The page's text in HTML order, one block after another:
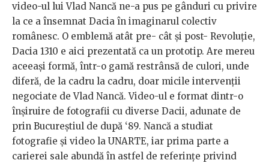
video-ul lui Vlad Nancă ne-a pus pe gânduri cu privire
la ce a însemnat Dacia în imaginarul colectiv
românesc. O emblemă atât pre- cât și post- Revoluție,
Dacia 1310 e aici prezentată ca un prototip. Are mereu
aceeași formă, într-o gamă restrânsă de culori, unde
diferă, de la cadru la cadru, doar micile intervenții
negociate de Vlad Nancă. Video-ul e format dintr-o
înșiruire de fotografii cu diverse Dacii, adunate de
prin Bucureștiul de după ‘89. Nancă a studiat
fotografie și video la UNARTE, iar prima parte a
carierei sale abundă în astfel de referințe privind